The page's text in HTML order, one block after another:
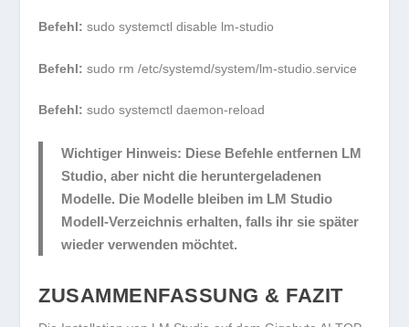
Befehl: sudo systemctl disable lm-studio
Befehl: sudo rm /etc/systemd/system/lm-studio.service
Befehl: sudo systemctl daemon-reload
Wichtiger Hinweis: Diese Befehle entfernen LM
Studio, aber nicht die heruntergeladenen
Modelle. Die Modelle bleiben im LM Studio
Modell-Verzeichnis erhalten, falls ihr sie später
wieder verwenden möchtet.
ZUSAMMENFASSUNG & FAZIT